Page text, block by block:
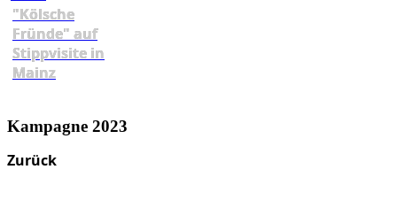
"Kölsche
Fründe" auf
Stippvisite in
Mainz
Kampagne 2023
Zurück